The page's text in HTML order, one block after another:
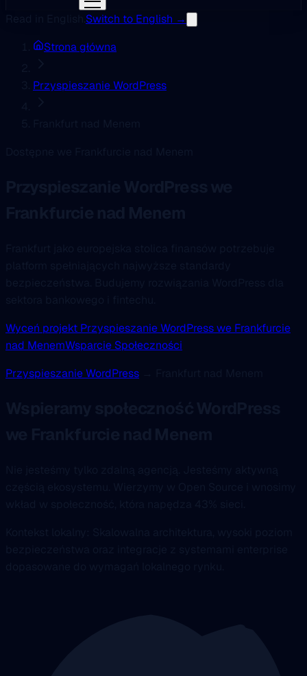
Switch to English →
Strona główna
Przyspieszanie WordPress
Wyceń projekt Przyspieszanie WordPress we Frankfurcie
nad MenemWsparcie Społeczności
Przyspieszanie WordPress